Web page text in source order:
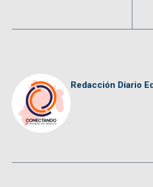
Redacción Diario